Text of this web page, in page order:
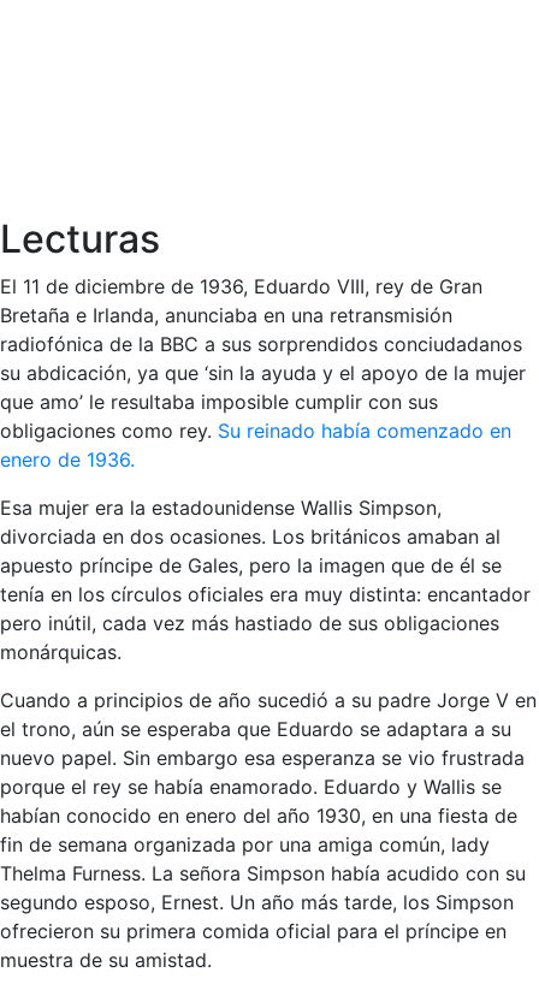
Lecturas
El 11 de diciembre de 1936, Eduardo VIII, rey de Gran
Bretaña e Irlanda, anunciaba en una retransmisión
radiofónica de la BBC a sus sorprendidos conciudadanos
su abdicación, ya que ‘sin la ayuda y el apoyo de la mujer
que amo’ le resultaba imposible cumplir con sus
obligaciones como rey. Su reinado había comenzado en
enero de 1936.
Esa mujer era la estadounidense Wallis Simpson,
divorciada en dos ocasiones. Los británicos amaban al
apuesto príncipe de Gales, pero la imagen que de él se
tenía en los círculos oficiales era muy distinta: encantador
pero inútil, cada vez más hastiado de sus obligaciones
monárquicas.
Cuando a principios de año sucedió a su padre Jorge V en
el trono, aún se esperaba que Eduardo se adaptara a su
nuevo papel. Sin embargo esa esperanza se vio frustrada
porque el rey se había enamorado. Eduardo y Wallis se
habían conocido en enero del año 1930, en una fiesta de
fin de semana organizada por una amiga común, lady
Thelma Furness. La señora Simpson había acudido con su
segundo esposo, Ernest. Un año más tarde, los Simpson
ofrecieron su primera comida oficial para el príncipe en
muestra de su amistad.